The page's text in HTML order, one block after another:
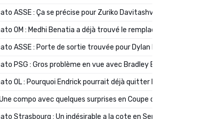
ASSE : Ça se précise pour Zuriko Davitashvili
OM : Medhi Benatia a déjà trouvé le remplaçant de Robinio
ASSE : Porte de sortie trouvée pour Dylan Batubinsika
PSG : Gros problème en vue avec Bradley Barcola ?
OL : Pourquoi Endrick pourrait déjà quitter Lyon en janvier
compo avec quelques surprises en Coupe de France
Strasbourg : Un indésirable a la cote en Serie A